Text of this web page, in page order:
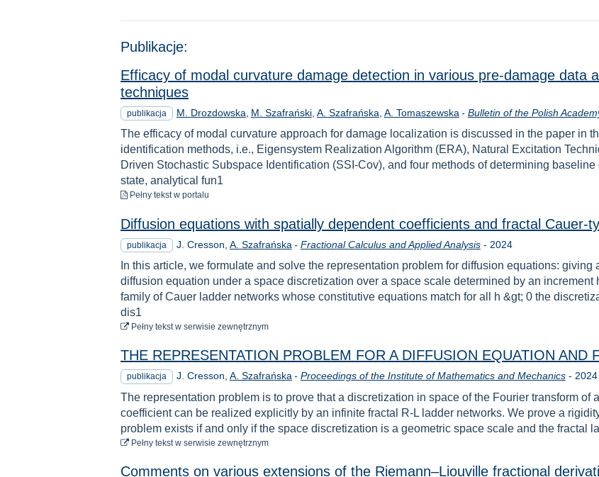
Publikacje:
Efficacy of modal curvature damage detection in various pre-damage data
techniques
publikacja M. Drozdowska M. Szafrański A. Szafrańska A. Tomaszewska - Bulletin of the Polish
The efficacy of modal curvature approach for damage localization is discussed in the paper in
identification methods, i.e., Eigensystem Realization Algorithm (ERA), Natural Excitation
Driven Stochastic Subspace Identification (SSI-Cov), and four methods of determining
state, analytical fun1
Pełny tekstdo pobrania
w portalu
Diffusion equations with spatially dependent coefficients and fractal Cauer-
publikacja J. Cresson A. Szafrańska - Fractional Calculus and Applied Analysis- Rok
2024
In this article, we formulate and solve the representation problem for diffusion equations:
diffusion equation under a space discretization over a space scale determined by an increment
family of Cauer ladder networks whose constitutive equations match for all h &gt; 0 the
dis1
Pełny tekstdo pobrania
w serwisie zewnętrznym
THE REPRESENTATION PROBLEM FOR A DIFFUSION EQUATION AND
publikacja J. Cresson A. Szafrańska - Proceedings of the Institute of Mathematics and Mechanics- Rok
2024
The representation problem is to prove that a discretization in space of the Fourier transform of
coefficient can be realized explicitly by an infinite fractal R-L ladder networks. We prove a
problem exists if and only if the space discretization is a geometric space scale and the fractal
Pełny tekst do pobrania
w serwisie zewnętrznym
Comments on various extensions of the Riemann–Liouville fractional